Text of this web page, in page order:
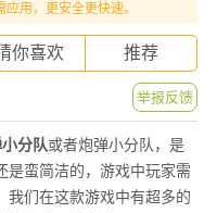
用，更安全更快速。
你喜欢 推荐
举报反馈
分队或者炮弹小分队，是
是蛮简洁的，游戏中玩家需
我们在这款游戏中有超多的